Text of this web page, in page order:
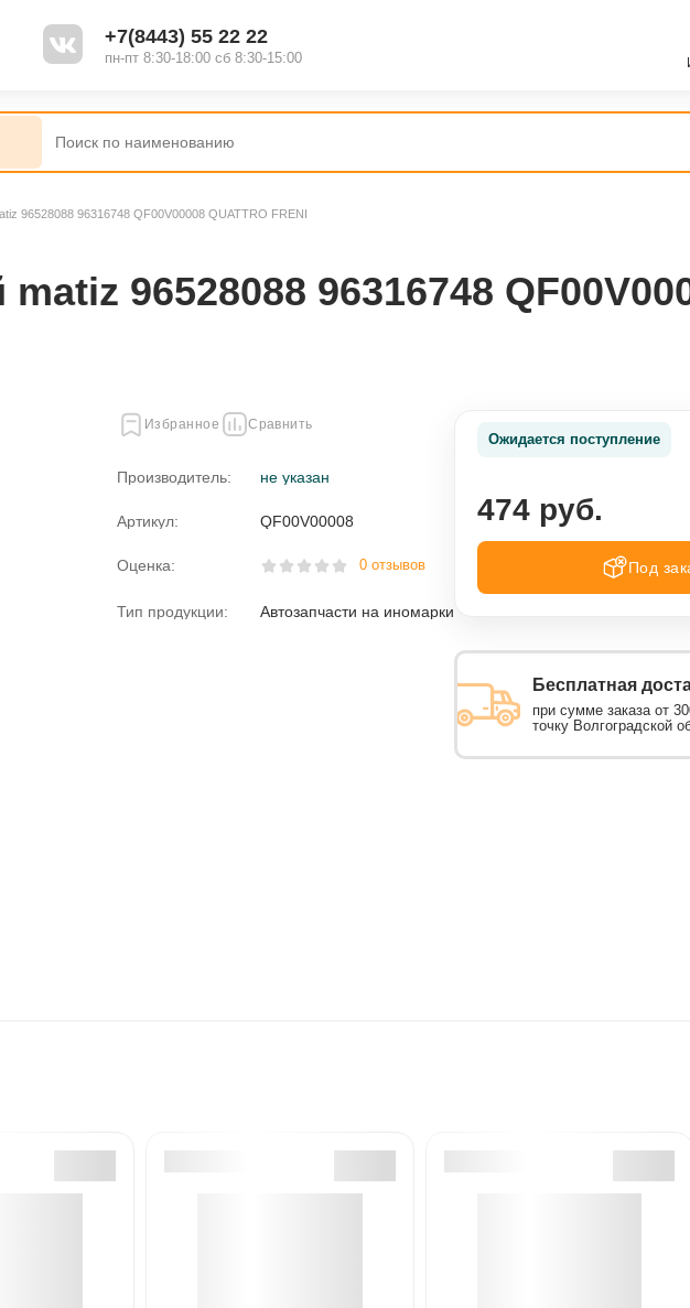
+7(8443) 55 22 22
пн-пт 8:30-18:00 сб 8:30-15:00
96528088 96316748 QF00V00008 QUATTRO FRENI
96528088 96316748
Избранное Сравнить
Производитель: не указан
Артикул: QF00V00008
Оценка: 0 отзывов
Тип продукции: Автозапчасти на иномарки
Ожидается поступление
474 руб.
Под
Бесплатная
при сумме заказа от
точку Волгоградской